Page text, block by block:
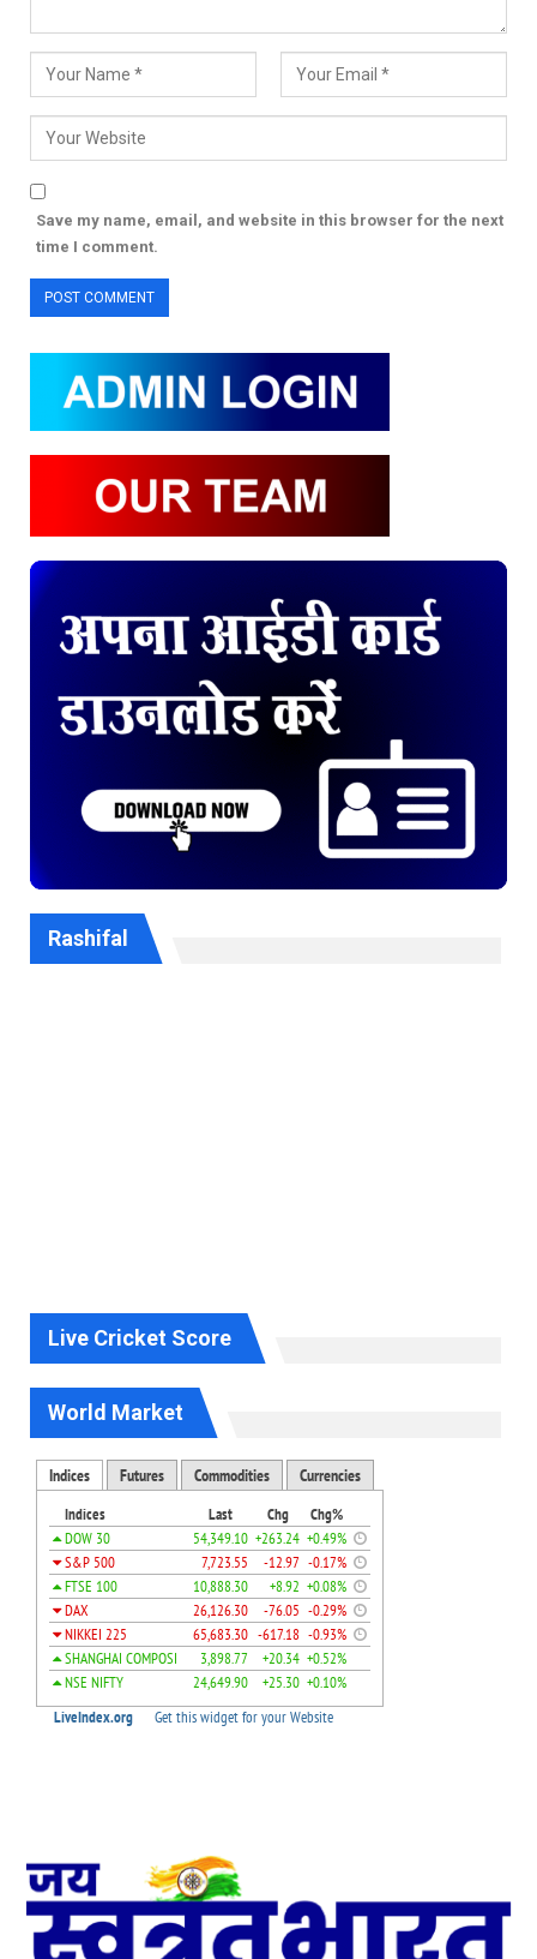
Save my name, email, and website in this browser for the next
time I comment.
Rashifal
Live Cricket Score
World Market